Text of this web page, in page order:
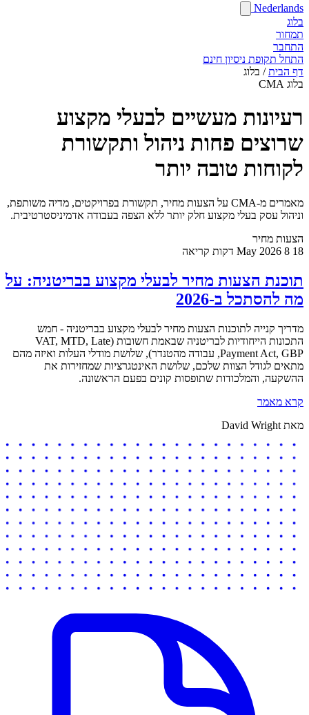
Nederlands
בלוג
תמחור
התחבר
התחל תקופת ניסיון חינם
דף הבית / בלוג
בלוג CMA
רעיונות מעשיים לבעלי מקצוע
שרוצים פחות ניהול ותקשורת
לקוחות טובה יותר
מאמרים מ-CMA על הצעות מחיר, תקשורת בפרויקטים, מדיה משותפת,
וניהול עסק בעלי מקצוע חלק יותר ללא הצפה בעבודה אדמיניסטרטיבית.
הצעות מחיר
18 May 2026 8 דקות קריאה
תוכנת הצעות מחיר לבעלי מקצוע בבריטניה: על
מה להסתכל ב-2026
מדריך קנייה לתוכנות הצעות מחיר לבעלי מקצוע בבריטניה - חמש
התכונות הייחודיות לבריטניה שבאמת חשובות (VAT, MTD, Late
Payment Act, GBP, עבודה מהטנדר), שלושת מודלי העלות ואיזה מהם
מתאים לגודל הצוות שלכם, שלושת האינטגרציות שמחזירות את
ההשקעה, והמלכודות שתופסות קונים בפעם הראשונה.
קרא מאמר
מאת David Wright